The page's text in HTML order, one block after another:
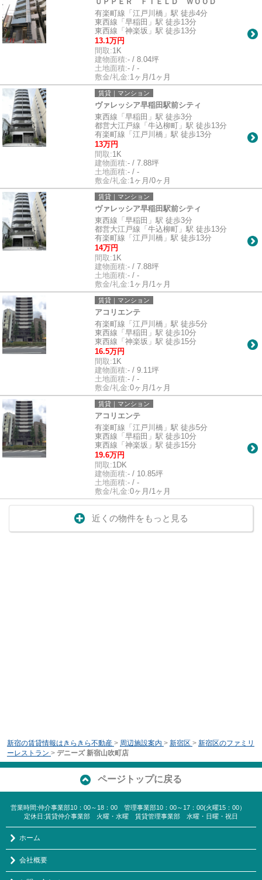
有楽町線「江戸川橋」駅 徒歩4分
東西線「早稲田」駅 徒歩13分
東西線「神楽坂」駅 徒歩13分
13.1万円
間取:1K
建物面積:- / 8.04坪
土地面積:- / -
敷金/礼金:1ヶ月/1ヶ月
賃貸｜マンション
ヴァレッシア早稲田駅前シティ
東西線「早稲田」駅 徒歩3分
都営大江戸線「牛込柳町」駅 徒歩13分
有楽町線「江戸川橋」駅 徒歩13分
13万円
間取:1K
建物面積:- / 7.88坪
土地面積:- / -
敷金/礼金:1ヶ月/0ヶ月
賃貸｜マンション
ヴァレッシア早稲田駅前シティ
東西線「早稲田」駅 徒歩3分
都営大江戸線「牛込柳町」駅 徒歩13分
有楽町線「江戸川橋」駅 徒歩13分
14万円
間取:1K
建物面積:- / 7.88坪
土地面積:- / -
敷金/礼金:1ヶ月/1ヶ月
賃貸｜マンション
アコリエンテ
有楽町線「江戸川橋」駅 徒歩5分
東西線「早稲田」駅 徒歩10分
東西線「神楽坂」駅 徒歩15分
16.5万円
間取:1K
建物面積:- / 9.11坪
土地面積:- / -
敷金/礼金:0ヶ月/1ヶ月
賃貸｜マンション
アコリエンテ
有楽町線「江戸川橋」駅 徒歩5分
東西線「早稲田」駅 徒歩10分
東西線「神楽坂」駅 徒歩15分
19.6万円
間取:1DK
建物面積:- / 10.85坪
土地面積:- / -
敷金/礼金:0ヶ月/1ヶ月
近くの物件をもっと見る
新宿の賃貸情報はきらきら不動産 > 周辺施設案内 > 新宿区 > 新宿区のファミリ
ーレストラン > デニーズ 新宿山吹町店
ページトップに戻る
営業時間:仲介事業部10：00～18：00 管理事業部10：00～17：00(火曜15：00）
定休日:賃貸仲介事業部 火曜・水曜 賃貸管理事業部 水曜・日曜・祝日
ホーム
会社概要